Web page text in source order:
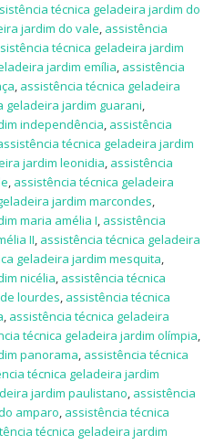
técnica geladeira jardim do
jardim do vale, assistência
técnica geladeira jardim
jardim emília, assistência
, assistência técnica geladeira
geladeira jardim guarani,
independência, assistência
técnica geladeira jardim
jardim leonidia, assistência
, assistência técnica geladeira
jardim marcondes,
maria amélia I, assistência
II, assistência técnica geladeira
geladeira jardim mesquita,
nicélia, assistência técnica
lourdes, assistência técnica
, assistência técnica geladeira
técnica geladeira jardim olímpia,
panorama, assistência técnica
técnica geladeira jardim
jardim paulistano, assistência
amparo, assistência técnica
técnica geladeira jardim